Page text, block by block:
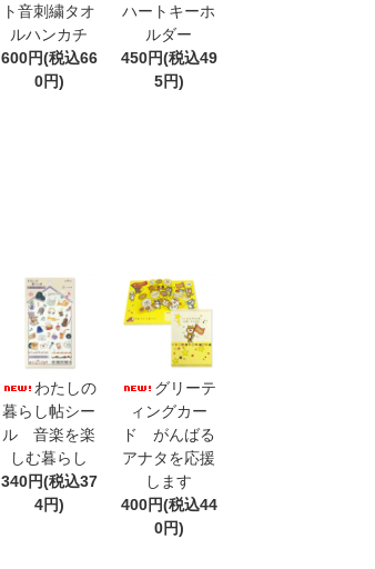
ト音刺繍タオ
ルハンカチ
600円(税込66
0円)
ハートキーホ
ルダー
450円(税込49
5円)
わたしの
暮らし帖シー
ル 音楽を楽
しむ暮らし
340円(税込37
4円)
グリーテ
ィングカー
ド がんばる
アナタを応援
します
400円(税込44
0円)